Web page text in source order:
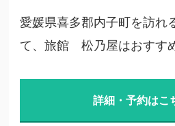
愛媛県喜多郡内子町を訪れ
て、旅館 松乃屋はおすす
詳細・予約はこ